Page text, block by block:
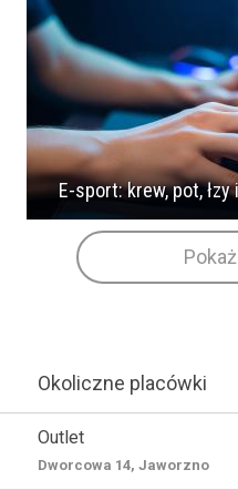
E-sport: krew, pot,
Okoliczne placówki
Outlet
Dworcowa 14, Jaworzno